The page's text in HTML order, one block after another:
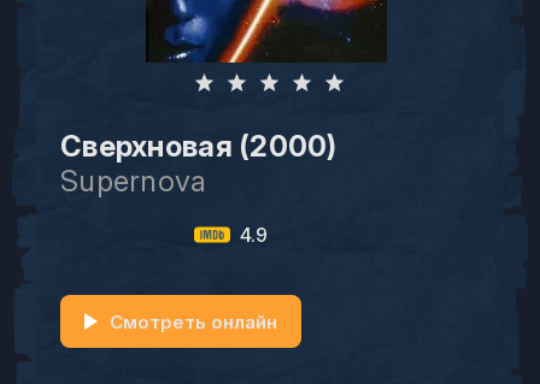
Сверхновая (2000)
Supernova
4.9
Смотреть онлайн